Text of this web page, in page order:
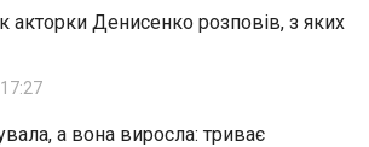
акторки Денисенко розповів, з яких
а вона виросла: триває